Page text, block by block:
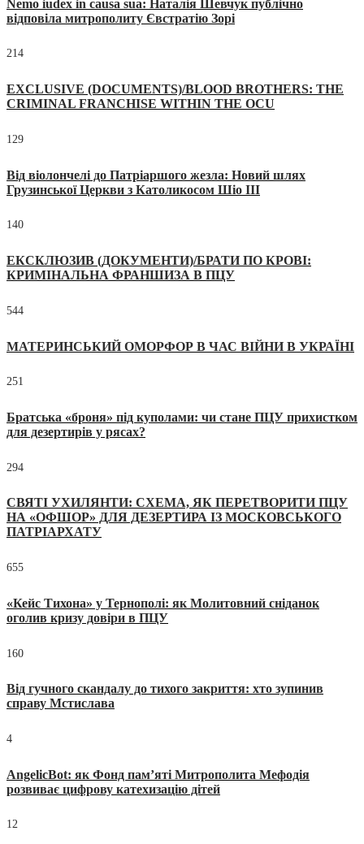
Nemo iudex in causa sua: Наталія Шевчук публічно
відповіла митрополиту Євстратію Зорі
214
EXCLUSIVE (DOCUMENTS)/BLOOD BROTHERS: THE
CRIMINAL FRANCHISE WITHIN THE OCU
129
Від віолончелі до Патріаршого жезла: Новий шлях
Грузинської Церкви з Католикосом Шіо III
140
ЕКСКЛЮЗИВ (ДОКУМЕНТИ)/БРАТИ ПО КРОВІ:
КРИМІНАЛЬНА ФРАНШИЗА В ПЦУ
544
МАТЕРИНСЬКИЙ ОМОРФОР В ЧАС ВІЙНИ В УКРАЇНІ
251
Братська «броня» під куполами: чи стане ПЦУ прихистком
для дезертирів у рясах?
294
СВЯТІ УХИЛЯНТИ: СХЕМА, ЯК ПЕРЕТВОРИТИ ПЦУ
НА «ОФШОР» ДЛЯ ДЕЗЕРТИРА ІЗ МОСКОВСЬКОГО
ПАТРІАРХАТУ
655
«Кейс Тихона» у Тернополі: як Молитовний сніданок
оголив кризу довіри в ПЦУ
160
Від гучного скандалу до тихого закриття: хто зупинив
справу Мстислава
4
AngelicBot: як Фонд пам’яті Митрополита Мефодія
розвиває цифрову катехизацію дітей
12